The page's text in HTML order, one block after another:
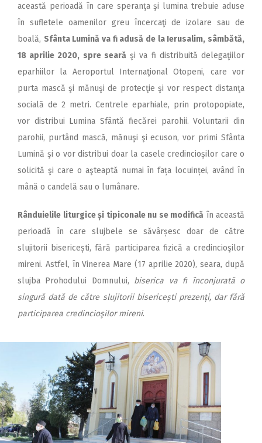
această perioadă în care speranţa şi lumina trebuie aduse
în sufletele oamenilor greu încercaţi de izolare sau de
boală, Sfânta Lumină va fi adusă de la Ierusalim, sâmbătă,
18 aprilie 2020, spre seară şi va fi distribuită delegaţiilor
eparhiilor la Aeroportul Internaţional Otopeni, care vor
purta mască şi mănuşi de protecţie şi vor respect distanţa
socială de 2 metri. Centrele eparhiale, prin protopopiate,
vor distribui Lumina Sfântă fiecărei parohii. Voluntarii din
parohii, purtând mască, mănuşi şi ecuson, vor primi Sfânta
Lumină şi o vor distribui doar la casele credincioșilor care o
solicită şi care o aşteaptă numai în fața locuinței, având în
mână o candelă sau o lumânare.
Rânduielile liturgice și tipiconale nu se modifică în această
perioadă în care slujbele se săvârșesc doar de către
slujitorii bisericești, fără participarea fizică a credincioşilor
mireni. Astfel, în Vinerea Mare (17 aprilie 2020), seara, după
slujba Prohodului Domnului, biserica va fi înconjurată o
singură dată de către slujitorii bisericești prezenți, dar fără
participarea credincioşilor mireni.